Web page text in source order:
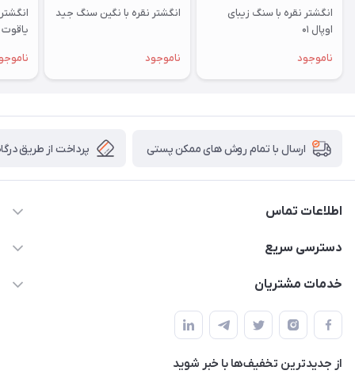
انگشتر نقره با سنگ زیبای
اوپال ۰۱
ناموجود
انگشتر نقره با نگین سنگ جید
ناموجود
یاقوت
ارسال با تمام روش های ممکن پستی پرداخت از طریق
اطلاعات تماس
09138488018 - 09124949856
-گالری طلا،جواهر و نقره ارجمند
دسترسی سریع
حساب کاربری
لیست محصولات
درباره ما
خدمات مشتریان
قوانین و مقررات
حریم خصوصی
راهنما
از جدید‌ترین تخفیف‌ها با‌ خبر شوید